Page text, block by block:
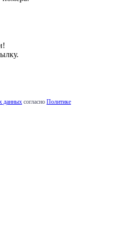
данных согласно Политике